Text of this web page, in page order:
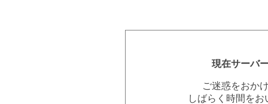
現在サーバ
ご迷惑をおか
しばらく時間を